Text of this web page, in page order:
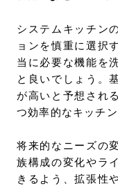
システムキッチン
ョンを慎重に選択
当に必要な機能を
と良いでしょう。
が高いと予想され
つ効率的なキッチ
将来的なニーズの
族構成の変化やラ
きるよう、拡張性